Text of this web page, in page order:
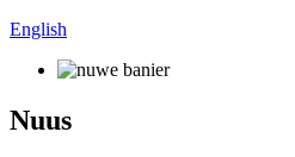
English
Nuus